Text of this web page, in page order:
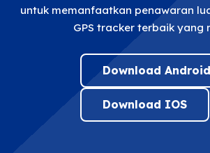
untuk memanfaatkan penawaran
GPS tracker terbaik yang
Download Android
Download IOS